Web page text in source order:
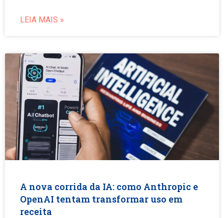
LEIA MAIS »
A nova corrida da IA: como Anthropic e
OpenAI tentam transformar uso em
receita